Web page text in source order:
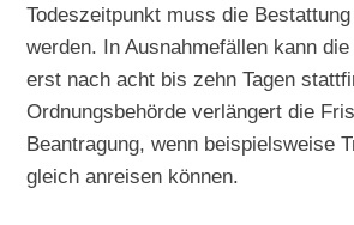
Todeszeitpunkt muss die
werden. In Ausnahmefällen kann
erst nach acht bis zehn Tagen
Ordnungsbehörde verlängert die
Beantragung, wenn beispielsweise
gleich anreisen können.